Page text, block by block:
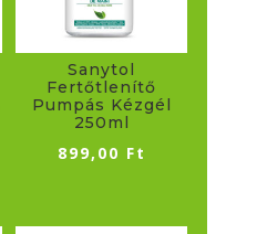
Sanytol
Fertőtlenítő
Pumpás Kézgél
250ml
899,00 Ft